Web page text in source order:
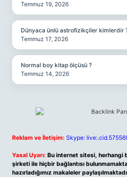
Temmuz 19, 2026
Dünyaca ünlü astrofizikçiler kimlerdir
Temmuz 17, 2026
Normal boy kitap ölçüsü ?
Temmuz 14, 2026
Reklam ve İletişim: Skype:
Yasal Uyarı: Bu internet sitesi, herhangi
şirketi ile hiçbir bağlantısı
hazırladığımız makaleler